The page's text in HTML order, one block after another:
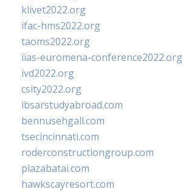
klivet2022.org
ifac-hms2022.org
taoms2022.org
iias-euromena-conference2022.org
ivd2022.org
csity2022.org
ibsarstudyabroad.com
bennusehgall.com
tsecincinnati.com
roderconstructiongroup.com
plazabatai.com
hawkscayresort.com